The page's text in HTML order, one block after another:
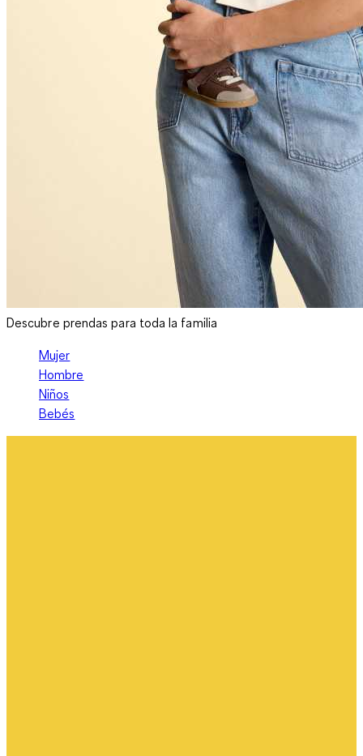
Descubre prendas para toda la familia
Mujer
Hombre
Niños
Bebés